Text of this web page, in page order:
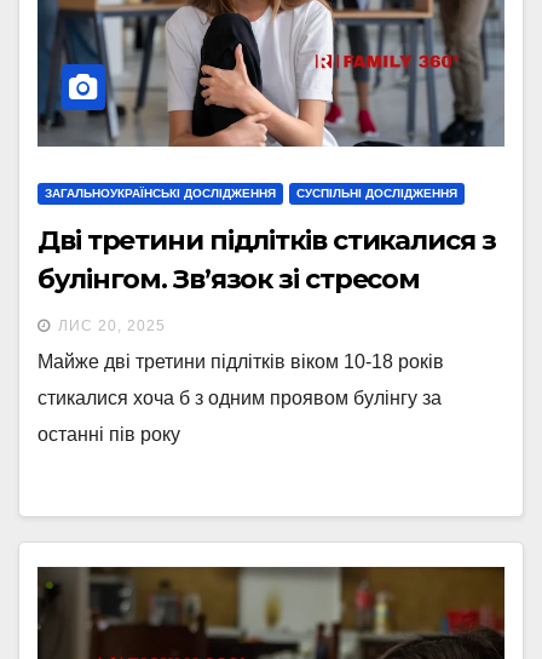
ЗАГАЛЬНОУКРАЇНСЬКІ ДОСЛІДЖЕННЯ СУСПІЛЬНІ ДОСЛІДЖЕННЯ
Дві третини підлітків стикалися з
булінгом. Зв’язок зі стресом
ЛИС 20, 2025
Майже дві третини підлітків віком 10-18 років
стикалися хоча б з одним проявом булінгу за
останні пів року